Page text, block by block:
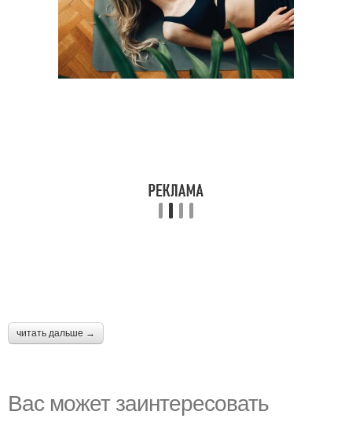
читать дальше →
Вас может заинтересовать